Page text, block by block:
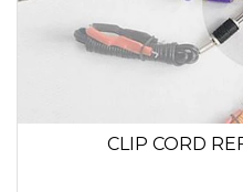
CLIP CORD